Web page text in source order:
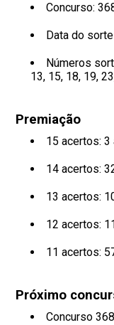
Concurso:
Data do
Números
13, 15, 18, 19,
Premiação
15 acertos: 3
14 acertos:
13 acertos:
12 acertos:
11 acertos:
Próximo
Concurso